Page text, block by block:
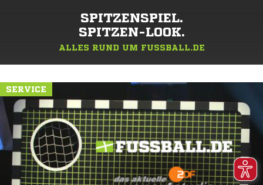
SPITZENSPIEL.
SPITZEN-LOOK.
ALLES RUND UM FUSSBALL.DE
SERVICE